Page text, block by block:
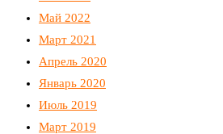
Май 2022
Март 2021
Апрель 2020
Январь 2020
Июль 2019
Март 2019